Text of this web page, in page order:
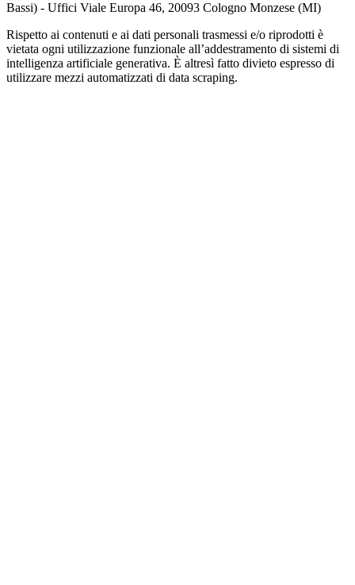
Bassi) - Uffici Viale Europa 46, 20093 Cologno Monzese (MI)
Rispetto ai contenuti e ai dati personali trasmessi e/o riprodotti è
vietata ogni utilizzazione funzionale all’addestramento di sistemi di
intelligenza artificiale generativa. È altresì fatto divieto espresso di
utilizzare mezzi automatizzati di data scraping.